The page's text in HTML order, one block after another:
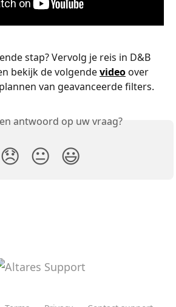
stap? Vervolg je reis in D&B
bekijk de volgende video over
van geavanceerde filters.
antwoord op uw vraag?
😞 😐 😃